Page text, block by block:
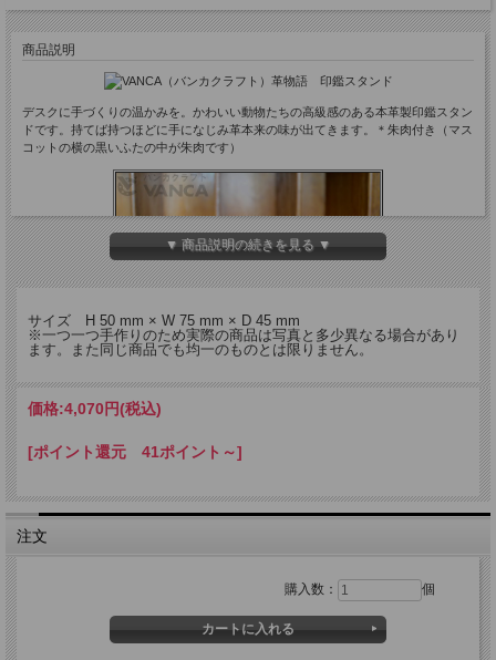
商品説明
デスクに手づくりの温かみを。かわいい動物たちの高級感のある本革製印鑑スタン
ドです。持てば持つほどに手になじみ革本来の味が出てきます。＊朱肉付き（マス
コットの横の黒いふたの中が朱肉です）
▼ 商品説明の続きを見る ▼
サイズ H 50 mm × W 75 mm × D 45 mm
※一つ一つ手作りのため実際の商品は写真と多少異なる場合があり
ます。また同じ商品でも均一のものとは限りません。
価格:4,070円(税込)
[ポイント還元 41ポイント～]
注文
購入数： 個